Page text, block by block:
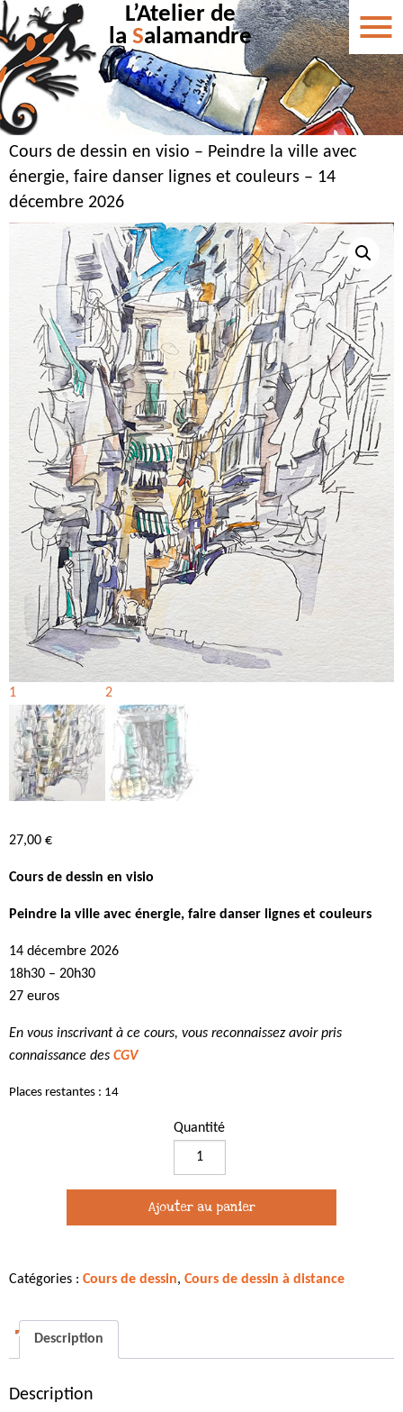
L’Atelier de
la Salamandre
Cours de dessin en visio – Peindre la ville avec
énergie, faire danser lignes et couleurs – 14
décembre 2026
27,00 €
Cours de dessin en visio
Peindre la ville avec énergie, faire danser lignes et couleurs
14 décembre 2026
18h30 – 20h30
27 euros
En vous inscrivant à ce cours, vous reconnaissez avoir pris
connaissance des CGV
Places restantes : 14
Quantité
quantité
de
visio
Ajouter au panier
Catégories : Cours de dessin, Cours de dessin à distance
Description
Description